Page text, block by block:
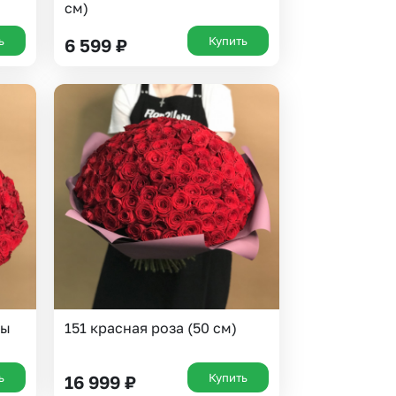
см)
6 599 ₽ Купить
151 красная роза (50 см)
16 999 ₽ Купить